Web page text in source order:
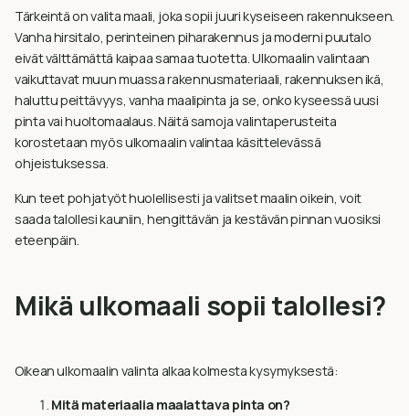
Tärkeintä on valita maali, joka sopii juuri kyseiseen rakennukseen.
Vanha hirsitalo, perinteinen piharakennus ja moderni puutalo
eivät välttämättä kaipaa samaa tuotetta. Ulkomaalin valintaan
vaikuttavat muun muassa rakennusmateriaali, rakennuksen ikä,
haluttu peittävyys, vanha maalipinta ja se, onko kyseessä uusi
pinta vai huoltomaalaus. Näitä samoja valintaperusteita
korostetaan myös ulkomaalin valintaa käsittelevässä
ohjeistuksessa.
Kun teet pohjatyöt huolellisesti ja valitset maalin oikein, voit
saada talollesi kauniin, hengittävän ja kestävän pinnan vuosiksi
eteenpäin.
Mikä ulkomaali sopii talollesi?
Oikean ulkomaalin valinta alkaa kolmesta kysymyksestä:
Mitä materiaalia maalattava pinta on?